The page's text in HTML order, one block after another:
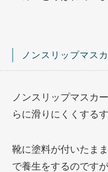
ノンスリップマス
ノンスリップマスカ
らに滑りにくくする
靴に塗料が付いたま
で養生をするのです